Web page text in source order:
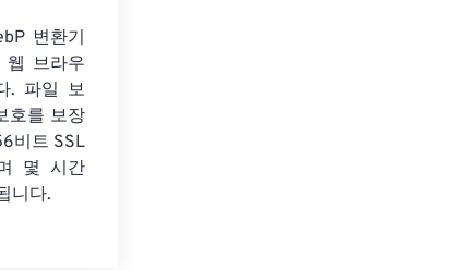
변환기
웹 브라우
. 파일 보
호를 보장
비트 SSL
몇 시간
니다.